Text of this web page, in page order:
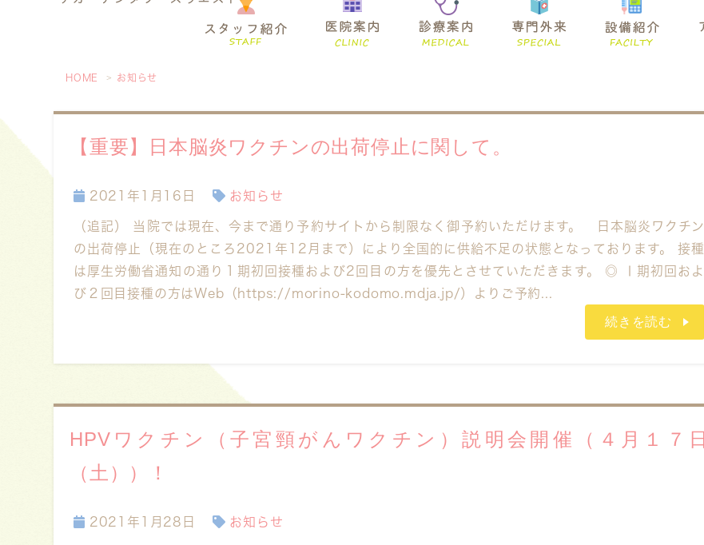
HOME お知らせ
【重要】日本脳炎ワクチンの出荷停止に関して。
2021年1月16日 お知らせ
（追記） 当院では現在、今まで通り予約サイトから制限なく御予約いただけます。 日本脳炎ワクチン
の出荷停止（現在のところ2021年12月まで）により全国的に供給不足の状態となっております。 接種
は厚生労働省通知の通り１期初回接種および2回目の方を優先とさせていただきます。 ◎ Ⅰ期初回およ
び２回目接種の方はWeb（https://morino-kodomo.mdja.jp/）よりご予約...
続きを読む
HPVワクチン（子宮頸がんワクチン）説明会開催（４月１７日
（土））！
2021年1月28日 お知らせ